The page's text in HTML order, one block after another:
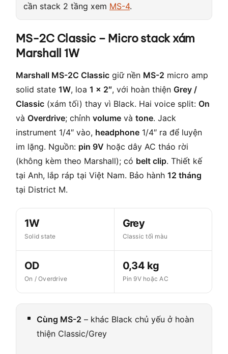
cần stack 2 tầng xem MS-4.
MS-2C Classic – Micro stack xám
Marshall 1W
Marshall MS-2C Classic giữ nền MS-2 micro amp
solid state 1W, loa 1 × 2″, với hoàn thiện Grey /
Classic (xám tối) thay vì Black. Hai voice split: On
và Overdrive; chỉnh volume và tone. Jack
instrument 1/4″ vào, headphone 1/4″ ra để luyện
im lặng. Nguồn: pin 9V hoặc dây AC tháo rời
(không kèm theo Marshall); có belt clip. Thiết kế
tại Anh, lắp ráp tại Việt Nam. Bảo hành 12 tháng
tại District M.
1W
Solid state
Grey
Classic tối màu
OD
On / Overdrive
0,34 kg
Pin 9V hoặc AC
Cùng MS-2 – khác Black chủ yếu ở hoàn
thiện Classic/Grey